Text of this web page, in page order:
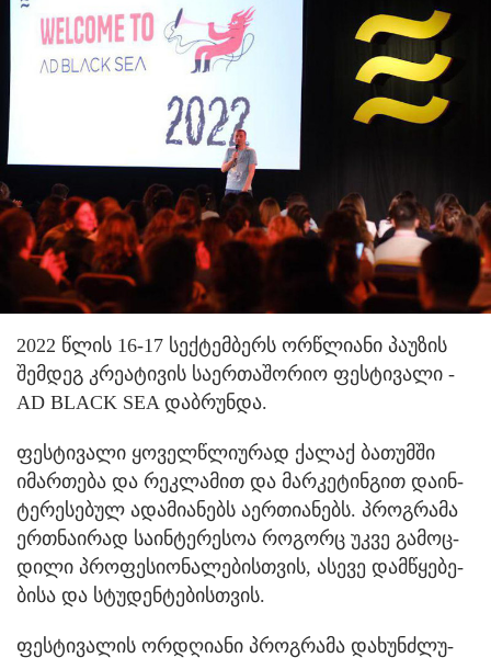
2022 წლის 16-17 სექ­ტემ­ბერს ორ­წლი­ა­ნი პა­უ­ზის
შემ­დეგ კრე­ა­ტი­ვის სა­ერ­თა­შო­რიო ფეს­ტი­ვა­ლი -
AD BLACK SEA დაბ­რუნ­და.
ფეს­ტი­ვა­ლი ყო­ველ­წლი­უ­რად ქა­ლაქ ბა­თუმ­ში
იმარ­თე­ბა და რეკ­ლა­მით და მარ­კე­ტინ­გით და­ინ­
ტე­რე­სე­ბულ ადა­მი­ა­ნებს აერ­თი­ა­ნებს. პროგ­რა­მა
ერ­თნა­ი­რად სა­ინ­ტე­რე­სოა რო­გორც უკვე გა­მოც­
დი­ლი პრო­ფე­სი­ო­ნა­ლე­ბის­თვის, ასე­ვე დამ­წყე­ბე­
ბი­სა და სტუ­დენ­ტე­ბის­თვის.
ფეს­ტი­ვა­ლის ორ­დღი­ა­ნი პროგ­რა­მა და­ხუნძლუ­